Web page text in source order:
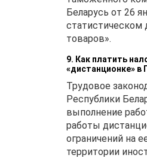
Беларусь от 26
статистическом
товаров».
9. Как платить
«дистанционке» в
Трудовое
Республики
выполнение
работы
ограничений на
территории